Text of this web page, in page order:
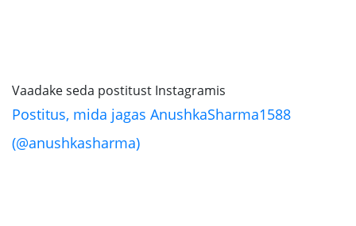
Vaadake seda postitust Instagramis
Postitus, mida jagas AnushkaSharma1588
(@anushkasharma)